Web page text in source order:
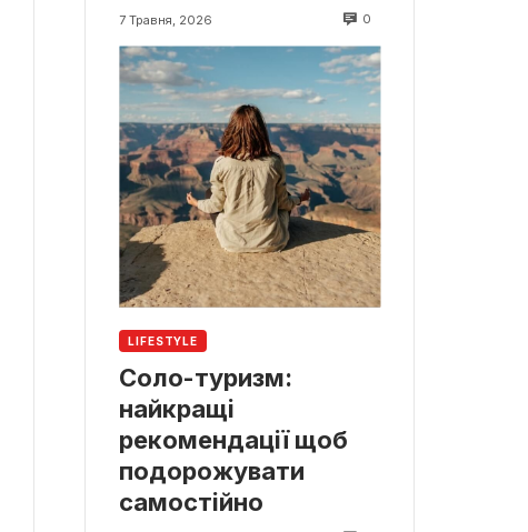
7 Травня, 2026 0
LIFESTYLE
Соло-туризм:
найкращі
рекомендації щоб
подорожувати
самостійно